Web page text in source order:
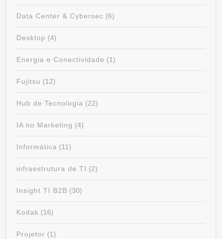
Data Center & Cybersec (6)
Desktop (4)
Energia e Conectividade (1)
Fujitsu (12)
Hub de Tecnologia (22)
IA no Marketing (4)
Informática (11)
infraestrutura de TI (2)
Insight TI B2B (30)
Kodak (16)
Projetor (1)